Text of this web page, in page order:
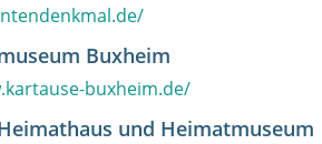
Buxheim
buxheim.de/
und Heimatmuseum